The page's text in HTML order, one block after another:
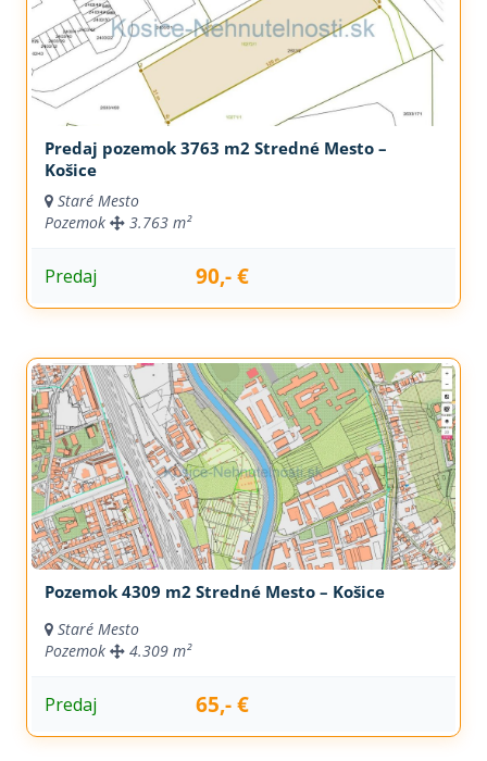
Predaj pozemok 3763 m2 Stredné Mesto –
Košice
Staré Mesto
Pozemok
3.763 m²
Predaj 90,- €
Pozemok 4309 m2 Stredné Mesto – Košice
Staré Mesto
Pozemok
4.309 m²
Predaj 65,- €